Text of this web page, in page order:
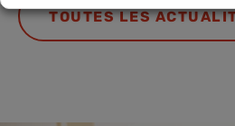
TOUTES LES